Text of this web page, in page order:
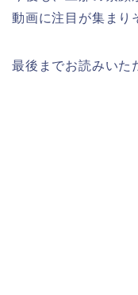
動画に注目が集まり
最後までお読みいた